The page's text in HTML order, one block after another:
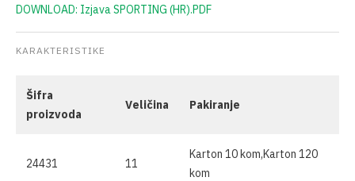
DOWNLOAD: Izjava SPORTING (HR).PDF
KARAKTERISTIKE
Šifra
proizvoda
Veličina Pakiranje
24431 11
Karton 10 kom,Karton 120
kom